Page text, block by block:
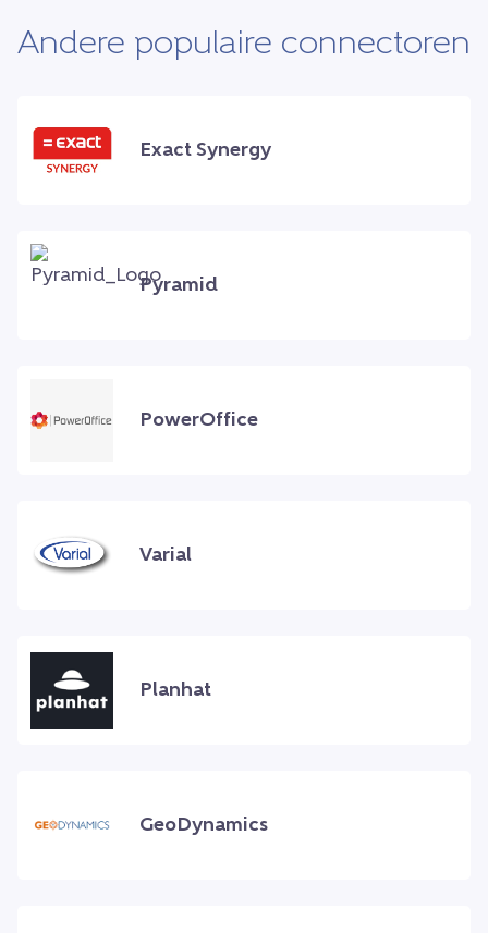
Andere populaire connectoren
Exact Synergy
Pyramid
PowerOffice
Varial
Planhat
GeoDynamics